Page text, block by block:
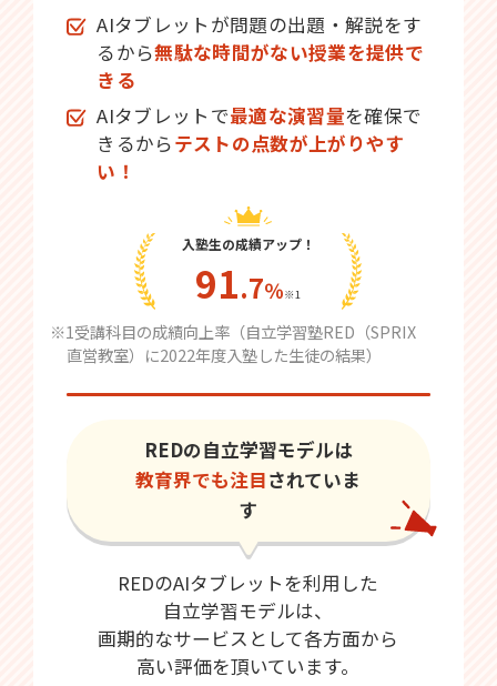
AIタブレットが問題の出題・解説をす
るから無駄な時間がない授業を提供で
きる
AIタブレットで最適な演習量を確保で
きるからテストの点数が上がりやす
い！
入塾生の成績アップ！
91.7％※1
※1受講科目の成績向上率（自立学習塾RED（SPRIX
直営教室）に2022年度入塾した生徒の結果）
REDの自立学習モデルは
教育界でも注目されていま
す
REDのAIタブレットを利用した
自立学習モデルは、
画期的なサービスとして各方面から
高い評価を頂いています。